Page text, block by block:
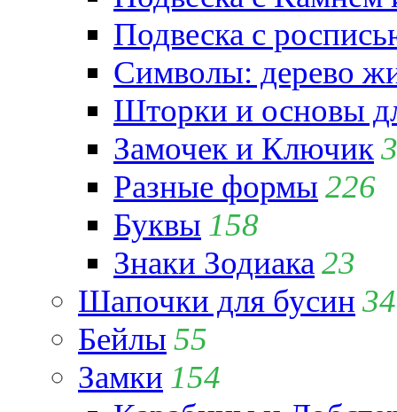
Подвеска с
Символы: дерево
Шторки и основы
Замочек и Ключик
Разные формы 226
Буквы 158
Знаки Зодиака 23
Шапочки для бусин 34
Бейлы 55
Замки 154